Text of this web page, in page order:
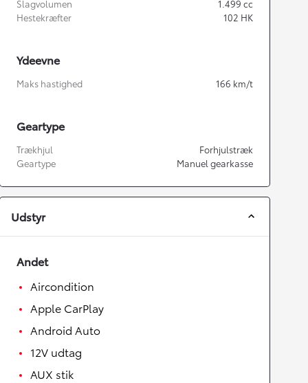
Slagvolumen 1.499 cc
Hestekræfter
102 HK
Ydeevne
Maks hastighed 166 km/t
Geartype
Trækhjul
Forhjulstræk
Geartype
Manuel gearkasse
Udstyr
Andet
Aircondition
Apple CarPlay
Android Auto
12V udtag
AUX stik